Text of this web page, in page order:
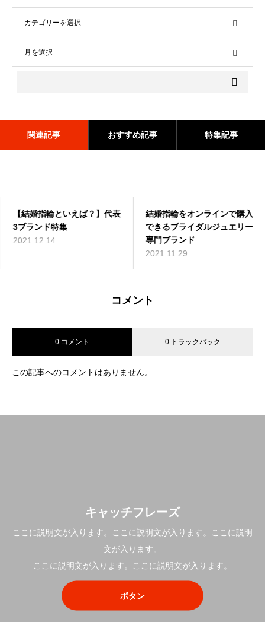
関連記事 おすすめ記事 特集記事
【結婚指輪といえば？】代表
3ブランド特集
2021.12.14
結婚指輪をオンラインで購入
できるブライダルジュエリー
専門ブランド
2021.11.29
結婚指輪・婚約指輪を主に取
り扱うブライダルジュエリー
専門ブランドって知ってる？
結婚指輪の主な3種類のデザ
インの紹介と選び方
2021.05.31
結婚指輪の選び方完全ガイド
2021.09.09
2021年：結婚指輪の購入相
場は20万円～30万円が4割
2021.08.25
コメント
0 コメント 0 トラックバック
この記事へのコメントはありません。
キャッチフレーズ
ここに説明文が入ります。ここに説明文が入ります。ここに説明
文が入ります。
ここに説明文が入ります。ここに説明文が入ります。
ボタン